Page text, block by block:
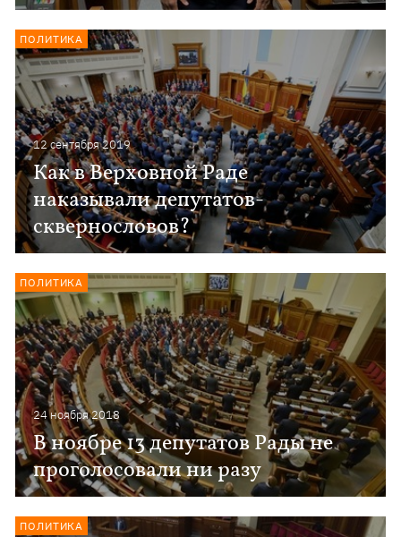
12 сентября 2019
Как в Верховной Раде
наказывали депутатов-
сквернословов?
ПОЛИТИКА
24 ноября 2018
В ноябре 13 депутатов Рады не
проголосовали ни разу
ПОЛИТИКА
ПОЛИТИКА